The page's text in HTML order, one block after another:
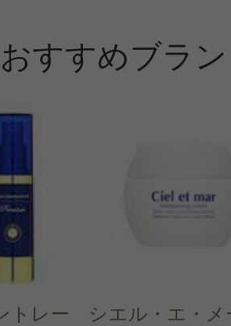
おすすめブラ
トレー
シエル・エ・メ